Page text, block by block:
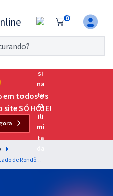
0
7 dias!
Exame da
principais
em todos os
SÓ HOJE!
SEDUC RO - Secretaria de Educação do Estado de Rondônia - Conhecimentos Específicos para Professor Classe C - Educação Física